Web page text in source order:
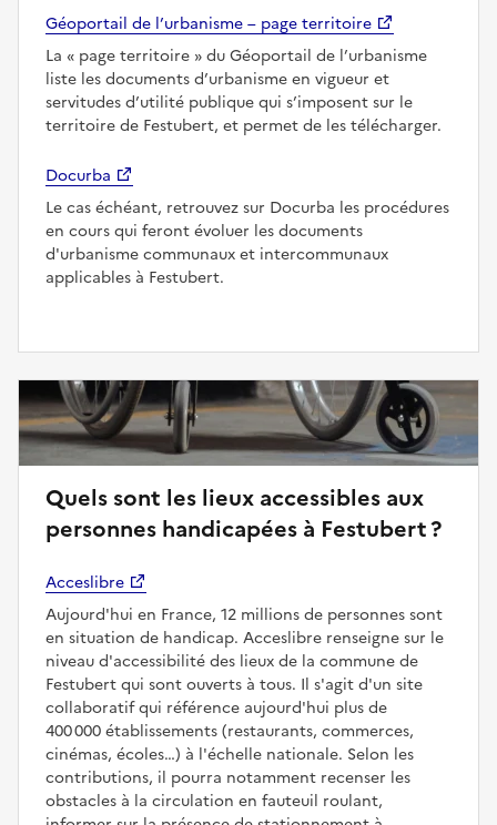
Géoportail de l’urbanisme – page territoire
La
page territoire
du Géoportail de l’urbanisme
liste les documents d’urbanisme en vigueur et
servitudes d’utilité publique qui s’imposent sur le
territoire de Festubert, et permet de les télécharger.
Docurba
Le cas échéant, retrouvez sur Docurba les procédures
en cours qui feront évoluer les documents
d'urbanisme communaux et intercommunaux
applicables à Festubert.
Quels sont les lieux accessibles aux
personnes handicapées à Festubert ?
Acceslibre
Aujourd'hui en France, 12 millions de personnes sont
en situation de handicap. Acceslibre renseigne sur le
niveau d'accessibilité des lieux de la commune de
Festubert qui sont ouverts à tous. Il s'agit d'un site
collaboratif qui référence aujourd'hui plus de
400 000 établissements (restaurants, commerces,
cinémas, écoles…) à l'échelle nationale. Selon les
contributions, il pourra notamment recenser les
obstacles à la circulation en fauteuil roulant,